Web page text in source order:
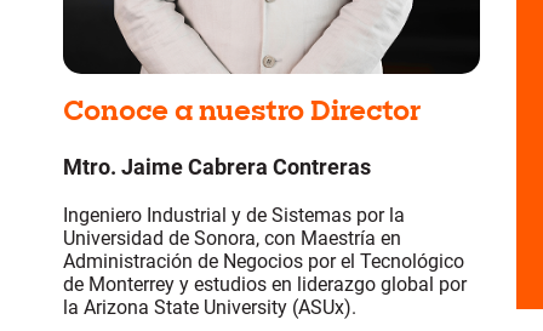
Conoce a nuestro Director
Mtro. Jaime Cabrera Contreras
Ingeniero Industrial y de Sistemas por la
Universidad de Sonora, con Maestría en
Administración de Negocios por el Tecnológico
de Monterrey y estudios en liderazgo global por
la Arizona State University (ASUx).